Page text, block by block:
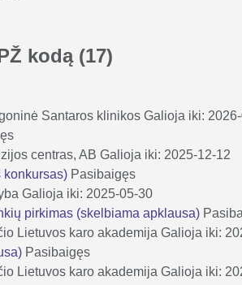
kodą (17)
Santaros klinikos Galioja iki:
centras, AB Galioja iki: 2025-12-12
konkursas) Pasibaigęs
Galioja iki: 2025-05-30
pirkimas (skelbiama apklausa)
Lietuvos karo akademija Galioja iki:
Pasibaigęs
Lietuvos karo akademija Galioja iki: